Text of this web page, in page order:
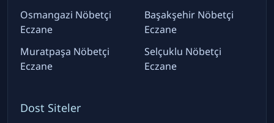
Osmangazi Nöbetçi
Eczane
Muratpaşa Nöbetçi
Eczane
Başakşehir Nöbetçi
Eczane
Selçuklu Nöbetçi
Eczane
Dost Siteler